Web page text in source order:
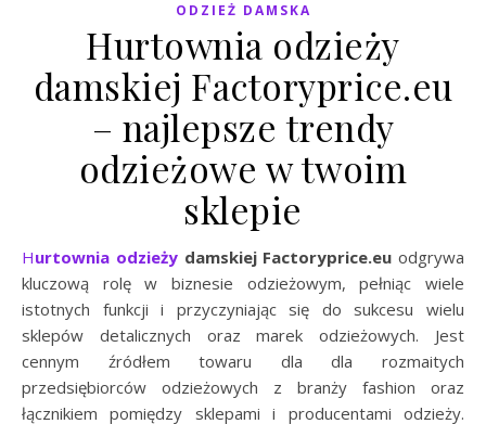
ODZIEŻ DAMSKA
Hurtownia odzieży
damskiej Factoryprice.eu
– najlepsze trendy
odzieżowe w twoim
sklepie
Hurtownia odzieżydamskiej Factoryprice.eu odgrywa
kluczową rolę w biznesie odzieżowym, pełniąc wiele
istotnych funkcji i przyczyniając się do sukcesu wielu
sklepów detalicznych oraz marek odzieżowych. Jest
cennym źródłem towaru dla dla rozmaitych
przedsiębiorców odzieżowych z branży fashion oraz
łącznikiem pomiędzy sklepami i producentami odzieży.